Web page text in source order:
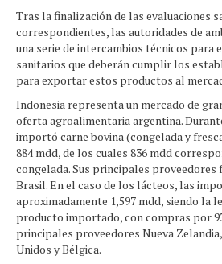
Tras la finalización de las evaluaciones
correspondientes, las autoridades de
una serie de intercambios técnicos para
sanitarios que deberán cumplir los
para exportar estos productos al
Indonesia representa un mercado de
oferta agroalimentaria argentina.
importó carne bovina (congelada y
884 mdd, de los cuales 836 mdd
congelada. Sus principales
Brasil. En el caso de los lácteos, las
aproximadamente 1,597 mdd, siendo la
producto importado, con compras por
principales proveedores Nueva
Unidos y Bélgica.